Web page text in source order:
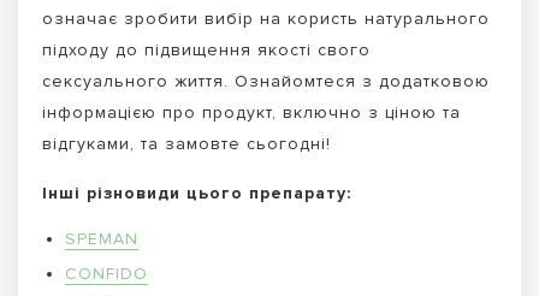
означає зробити вибір на користь натурального
підходу до підвищення якості свого
сексуального життя. Ознайомтеся з додатковою
інформацією про продукт, включно з ціною та
відгуками, та замовте сьогодні!
Інші різновиди цього препарату:
SPEMAN
CONFIDO